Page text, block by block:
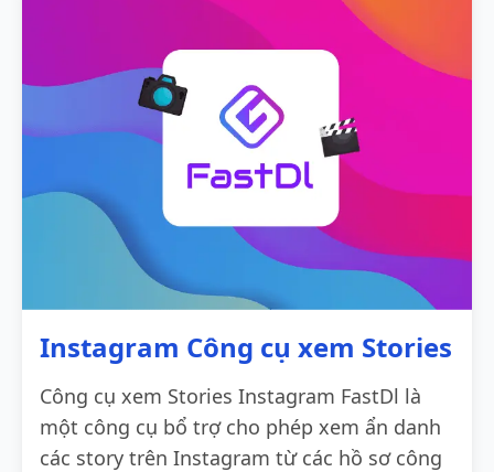
Instagram Công cụ xem Stories
Công cụ xem Stories Instagram FastDl là
một công cụ bổ trợ cho phép xem ẩn danh
các story trên Instagram từ các hồ sơ công